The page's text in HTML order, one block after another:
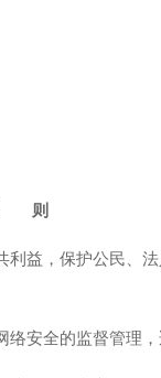
则
益，保护公民、
安全的监督管理，